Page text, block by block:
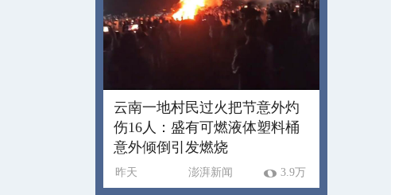
云南一地村民过火把节意外灼
伤16人：盛有可燃液体塑料桶
意外倾倒引发燃烧
昨天 澎湃新闻 3.9万